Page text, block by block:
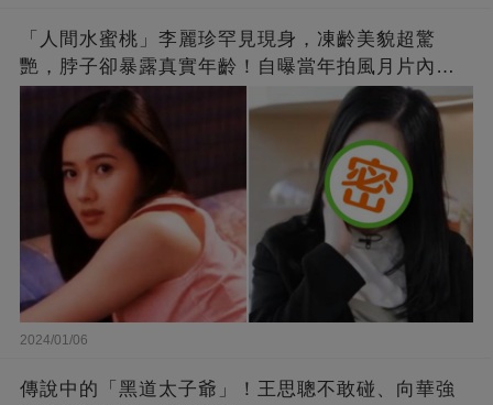
「人間水蜜桃」李麗珍罕見現身，凍齡美貌超驚
艷，脖子卻暴露真實年齡！自曝當年拍風月片內
幕，竟是因為「玉女當久了」？
2024/01/06
傳說中的「黑道太子爺」！王思聰不敢碰、向華強